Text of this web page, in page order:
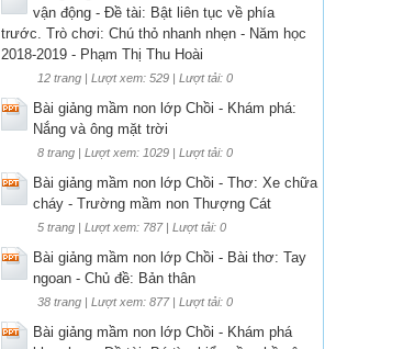
vận động - Đề tài: Bật liên tục về phía
trước. Trò chơi: Chú thỏ nhanh nhẹn - Năm học
2018-2019 - Phạm Thị Thu Hoài
12 trang | Lượt xem: 529 | Lượt tải: 0
Bài giảng mầm non lớp Chồi - Khám phá:
Nắng và ông mặt trời
8 trang | Lượt xem: 1029 | Lượt tải: 0
Bài giảng mầm non lớp Chồi - Thơ: Xe chữa
cháy - Trường mầm non Thượng Cát
5 trang | Lượt xem: 787 | Lượt tải: 0
Bài giảng mầm non lớp Chồi - Bài thơ: Tay
ngoan - Chủ đề: Bản thân
38 trang | Lượt xem: 877 | Lượt tải: 0
Bài giảng mầm non lớp Chồi - Khám phá